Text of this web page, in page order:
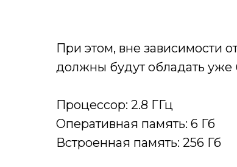
При этом, вне зависимости
должны будут обладать
Процессор: 2.8 ГГц
Оперативная память: 6 Гб
Встроенная память: 256 Гб